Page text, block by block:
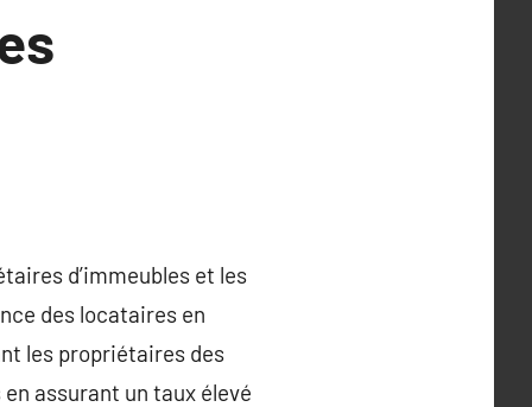
d’immeubles et les
des locataires en
les propriétaires des
assurant un taux élevé